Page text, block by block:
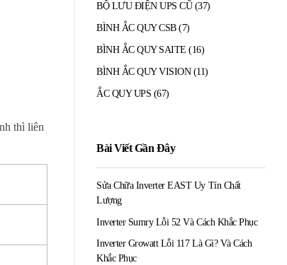
thì liên
BỘ LƯU ĐIỆN UPS CŨ (37)
BÌNH ẮC QUY CSB (7)
BÌNH ẮC QUY SAITE (16)
BÌNH ẮC QUY VISION (11)
ẮC QUY UPS (67)
Bài Viết Gần Đây
Sửa Chữa Inverter EAST Uy Tín Chất
Lượng
Inverter Sumry Lỗi 52 Và Cách Khắc Phục
Inverter Growatt Lỗi 117 Là Gì? Và Cách
Khắc Phục